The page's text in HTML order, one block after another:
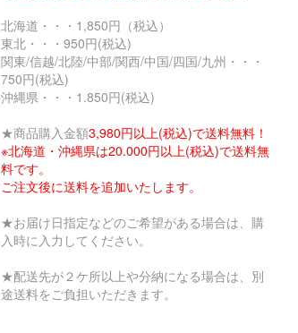
北海道・・・1,850円（税込）
東北・・・950円(税込)
関東/信越/北陸/中部/関西/中国/四国/九州・・・
750円(税込)
沖縄県・・・1.850円(税込)
★商品購入金額3,980円以上(税込)で送料無料！
※北海道・沖縄県は20.000円以上(税込)で送料無
料です。
ご注文後に送料を追加いたします。
★お届け日指定などのご希望がある場合は、購
入時に入力してください。
★配送先が２ケ所以上や分納になる場合は、別
途送料をご負担いただきます。